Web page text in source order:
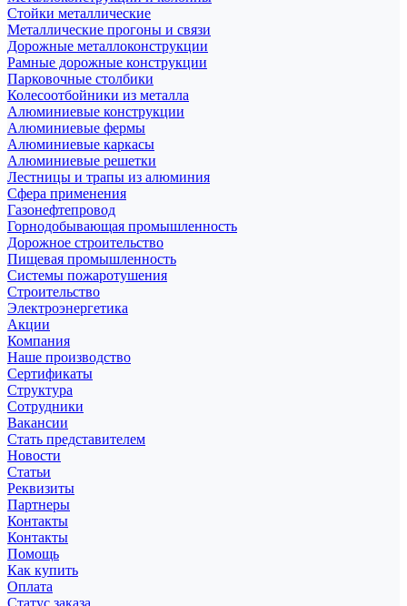
Стойки металлические
Металлические прогоны и связи
Дорожные металлоконструкции
Рамные дорожные конструкции
Парковочные столбики
Колесоотбойники из металла
Алюминиевые конструкции
Алюминиевые фермы
Алюминиевые каркасы
Алюминиевые решетки
Лестницы и трапы из алюминия
Сфера применения
Газонефтепровод
Горнодобывающая промышленность
Дорожное строительство
Пищевая промышленность
Системы пожаротушения
Строительство
Электроэнергетика
Акции
Компания
Наше производство
Сертификаты
Структура
Сотрудники
Вакансии
Стать представителем
Новости
Статьи
Реквизиты
Партнеры
Контакты
Контакты
Помощь
Как купить
Оплата
Статус заказа